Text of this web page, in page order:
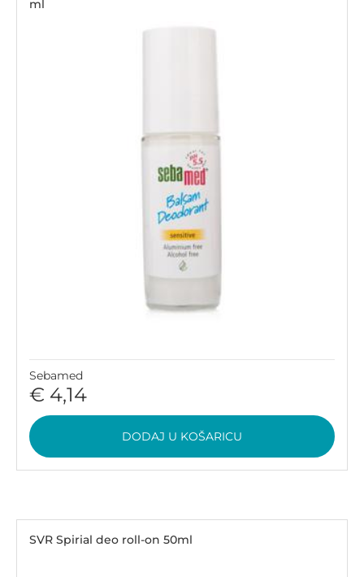
ml
Sebamed
€ 4,14
DODAJ U KOŠARICU
SVR Spirial deo roll-on 50ml